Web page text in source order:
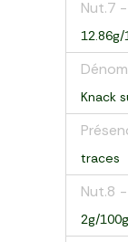
Nut.7
12.86g/
Knack
traces
Nut.8 -
2g/100g